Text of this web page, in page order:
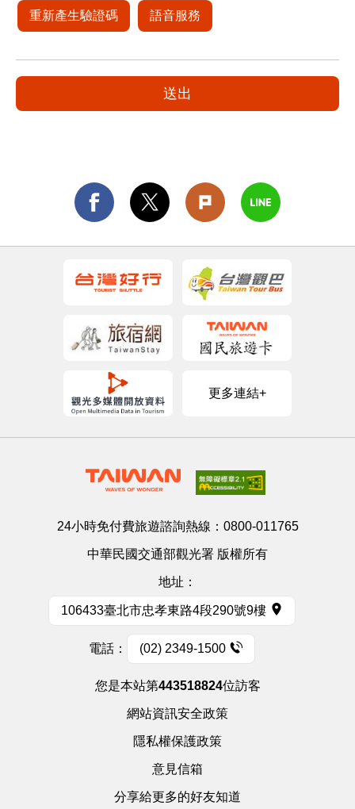
重新產生驗證碼 語音服務
更多連結+
24小時免付費旅遊諮詢熱線： 0800-011765
中華民國交通部觀光署 版權所有
地址：
106433臺北市忠孝東路4段290號9樓
電話： (02) 2349-1500
您是本站第443518824位訪客
網站資訊安全政策
隱私權保護政策
意見信箱
分享給更多的好友知道